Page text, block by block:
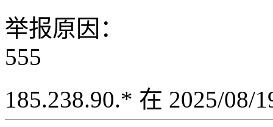
举报原因：
555
185.238.90.* 在 2025/08/